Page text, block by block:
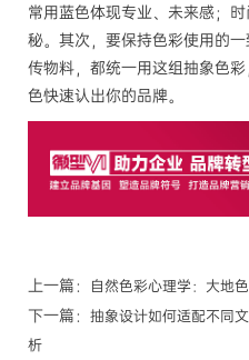
常用蓝色体现专业、未来感；
秘。其次，要保持色彩使用的
传物料，都统一用这组抽象色
色快速认出你的品牌。
上一篇： 自然色彩心理学：大地
下一篇： 抽象设计如何适配不同
析